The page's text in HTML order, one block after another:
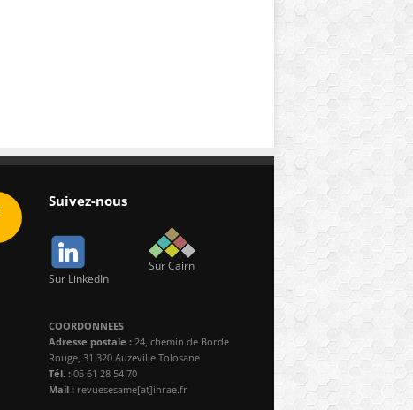
Suivez-nous
Sur LinkedIn
Sur Cairn
COORDONNEES
Adresse postale : 24, chemin de Borde
Rouge, 31 320 Auzeville Tolosane
Tél. : 05 61 28 54 70
Mail : revuesesame[at]inrae.fr